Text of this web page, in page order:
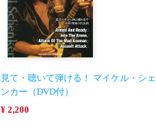
見て・聴いて弾ける！ マイケル・シェ
ンカー（DVD付）
¥ 2,200